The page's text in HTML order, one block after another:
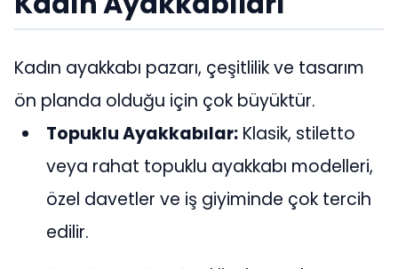
Kadın ayakkabı pazarı, çeşitlilik ve tasarım
ön planda olduğu için çok büyüktür.
Topuklu Ayakkabılar: Klasik, stiletto
veya rahat topuklu ayakkabı modelleri,
özel davetler ve iş giyiminde çok tercih
edilir.